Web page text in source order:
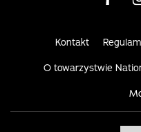
Kontakt
O towarzystwie